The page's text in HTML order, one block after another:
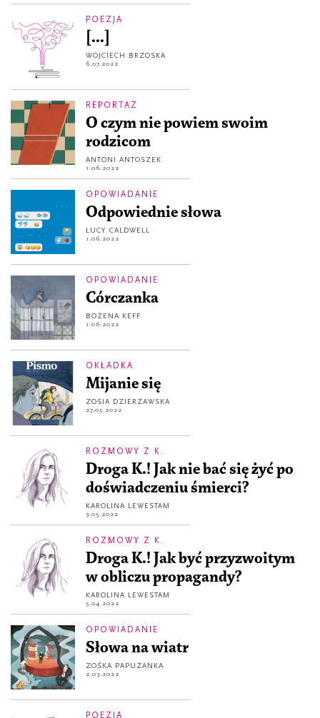
POEZJA
[...]
WOJCIECH BRZOSKA
6.07.2022
REPORTAŻ
O czym nie powiem swoim
rodzicom
ANTONI ANTOSZEK
1.06.2022
OPOWIADANIE
Odpowiednie słowa
LUCY CALDWELL
1.06.2022
OPOWIADANIE
Córczanka
BOŻENA KEFF
1.06.2022
OKŁADKA
Mijanie się
ZOSIA DZIERŻAWSKA
27.05.2022
ROZMOWY Z K.
Droga K.! Jak nie bać się żyć po
doświadczeniu śmierci?
KAROLINA LEWESTAM
3.05.2022
ROZMOWY Z K.
Droga K.! Jak być przyzwoitym
w obliczu propagandy?
KAROLINA LEWESTAM
5.04.2022
OPOWIADANIE
Słowa na wiatr
ZOŚKA PAPUŻANKA
2.03.2022
POEZJA